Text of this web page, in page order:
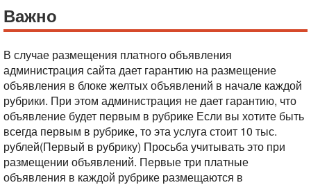
Важно
В случае размещения платного объявления
администрация сайта дает гарантию на размещение
объявления в блоке желтых объявлений в начале каждой
рубрики. При этом администрация не дает гарантию, что
объявление будет первым в рубрике Если вы хотите быть
всегда первым в рубрике, то эта услуга стоит 10 тыс.
рублей(Первый в рубрику) Просьба учитывать это при
размещении объявлений. Первые три платные
объявления в каждой рубрике размещаются в